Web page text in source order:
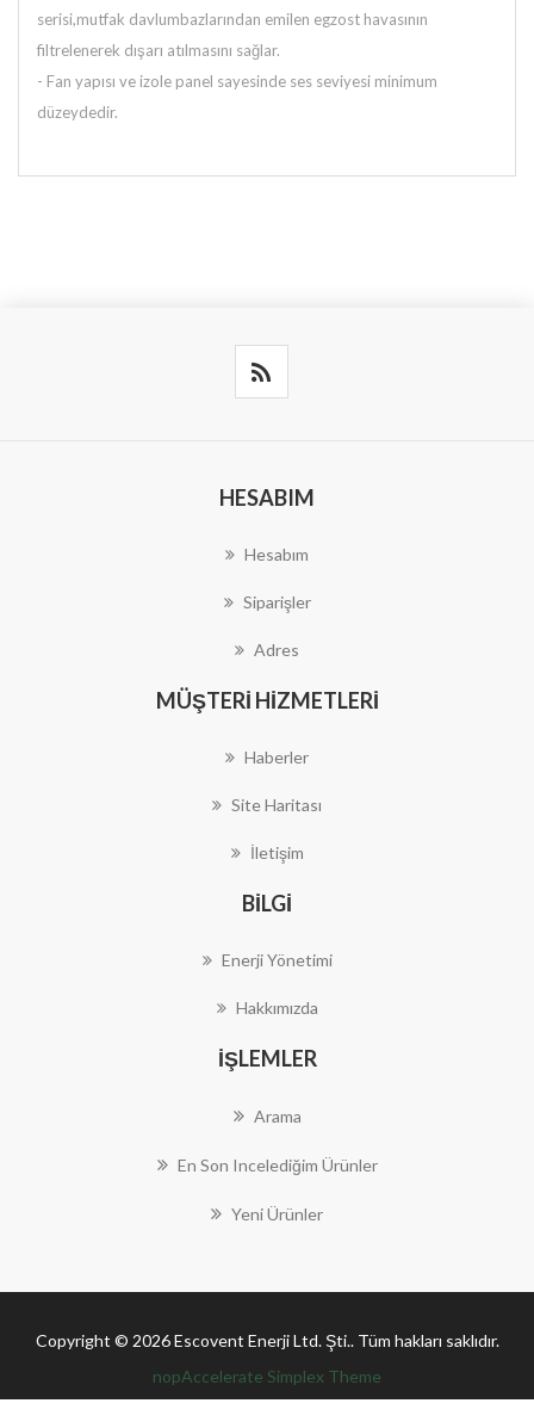
serisi,mutfak davlumbazlarından emilen egzost havasının
filtrelenerek dışarı atılmasını sağlar.
- Fan yapısı ve izole panel sayesinde ses seviyesi minimum
düzeydedir.
HESABIM
Hesabım
Siparişler
Adres
MÜŞTERI HIZMETLERI
Haberler
Site Haritası
İletişim
BILGI
Enerji Yönetimi
Hakkımızda
İŞLEMLER
Arama
En Son Incelediğim Ürünler
Yeni Ürünler
Copyright © 2026 Escovent Enerji Ltd. Şti.. Tüm hakları saklıdır.
nopAccelerate Simplex Theme